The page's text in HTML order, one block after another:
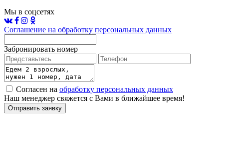
Мы в соцсетях
Соглашение на обработку персональных данных
Забронировать номер
Согласен на обработку персональных данных
Наш менеджер свяжется с Вами в ближайшее время!